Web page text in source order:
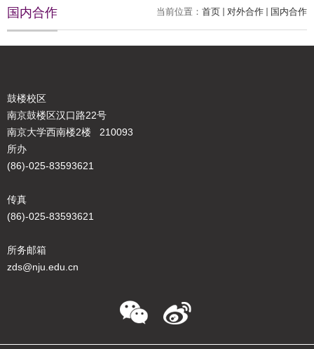
当前位置： 首页 对外合作 国内合作
国内合作
鼓楼校区
南京鼓楼区汉口路22号
南京大学西南楼2楼 210093
所办
(86)-025-83593621
传真
(86)-025-83593621
所务邮箱
zds@nju.edu.cn